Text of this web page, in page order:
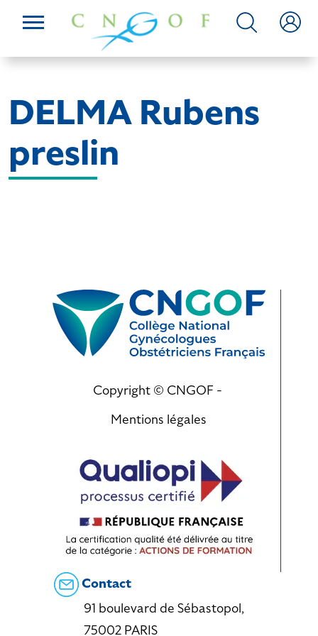
DELMA Rubens
preslin
Copyright © CNGOF -
Mentions légales
Contact
91 boulevard de Sébastopol,
75002 PARIS